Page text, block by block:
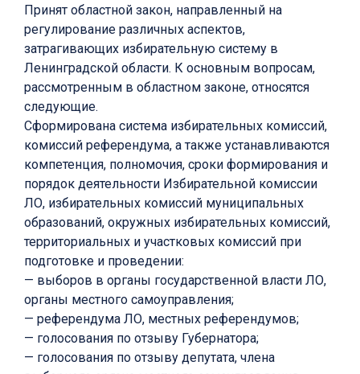
Принят областной закон, направленный на
регулирование различных аспектов,
затрагивающих избирательную систему в
Ленинградской области. К основным вопросам,
рассмотренным в областном законе, относятся
следующие.
Сформирована система избирательных комиссий,
комиссий референдума, а также устанавливаются
компетенция, полномочия, сроки формирования и
порядок деятельности Избирательной комиссии
ЛО, избирательных комиссий муниципальных
образований, окружных избирательных комиссий,
территориальных и участковых комиссий при
подготовке и проведении:
— выборов в органы государственной власти ЛО,
органы местного самоуправления;
— референдума ЛО, местных референдумов;
— голосования по отзыву Губернатора;
— голосования по отзыву депутата, члена